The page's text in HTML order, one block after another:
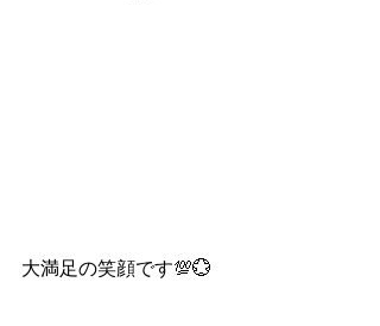
大満足の笑顔です💯💮